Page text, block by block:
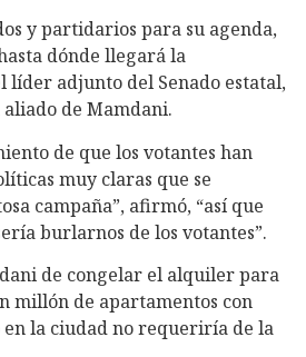
y partidarios para su agenda,
dónde llegará la
líder adjunto del Senado estatal,
de Mamdani.
de que los votantes han
muy claras que se
campaña”, afirmó, “así que
burlarnos de los votantes”.
de congelar el alquiler para
millón de apartamentos con
la ciudad no requeriría de la